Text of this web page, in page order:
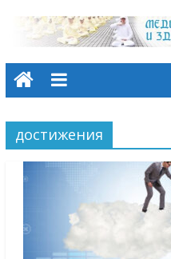
достижения